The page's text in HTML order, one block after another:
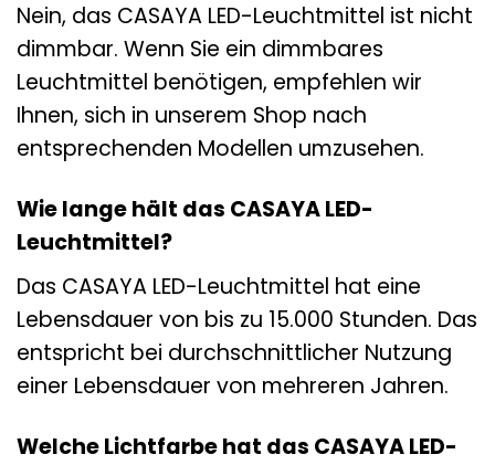
Nein, das CASAYA LED-Leuchtmittel ist nicht
dimmbar. Wenn Sie ein dimmbares
Leuchtmittel benötigen, empfehlen wir
Ihnen, sich in unserem Shop nach
entsprechenden Modellen umzusehen.
Wie lange hält das CASAYA LED-
Leuchtmittel?
Das CASAYA LED-Leuchtmittel hat eine
Lebensdauer von bis zu 15.000 Stunden. Das
entspricht bei durchschnittlicher Nutzung
einer Lebensdauer von mehreren Jahren.
Welche Lichtfarbe hat das CASAYA LED-